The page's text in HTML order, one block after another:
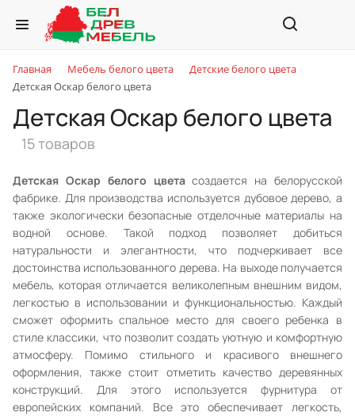
Главная Мебель белого цвета
Детские белого цвета
Детская Оскар белого цвета
Детская Оскар белого цвета
15 товаров
Детская Оскар белого цветасоздается на белорусской
фабрике. Для производства используется дубовое дерево, а
также экологически безопасные отделочные материалы на
водной основе. Такой подход позволяет добиться
натуральности и элегантности, что подчеркивает все
достоинства использованного дерева. На выходе получается
мебель, которая отличается великолепным внешним видом,
легкостью в использовании и функциональностью. Каждый
сможет оформить спальное место для своего ребенка в
стиле классики, что позволит создать уютную и комфортную
атмосферу. Помимо стильного и красивого внешнего
оформления, также стоит отметить качество деревянных
конструкций. Для этого используется фурнитура от
европейских компаний. Все это обеспечивает легкость,